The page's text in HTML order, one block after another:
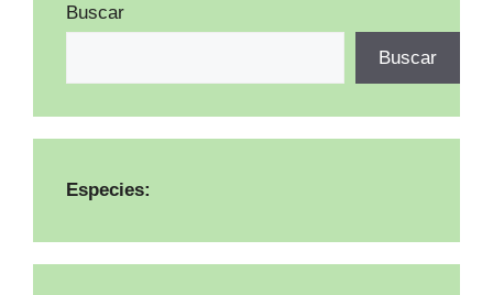
Buscar
Buscar
Especies: